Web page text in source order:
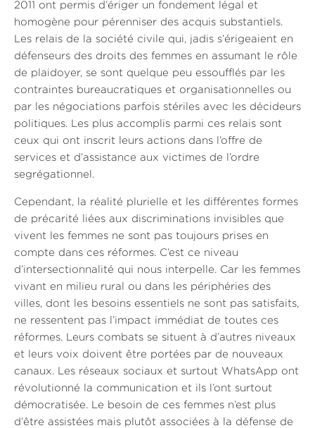
2011 ont permis d’ériger un fondement légal et
homogène pour pérenniser des acquis substantiels.
Les relais de la société civile qui, jadis s’érigeaient en
défenseurs des droits des femmes en assumant le rôle
de plaidoyer, se sont quelque peu essoufflés par les
contraintes bureaucratiques et organisationnelles ou
par les négociations parfois stériles avec les décideurs
politiques. Les plus accomplis parmi ces relais sont
ceux qui ont inscrit leurs actions dans l’offre de
services et d’assistance aux victimes de l’ordre
segrégationnel.
Cependant, la réalité plurielle et les différentes formes
de précarité liées aux discriminations invisibles que
vivent les femmes ne sont pas toujours prises en
compte dans ces réformes. C’est ce niveau
d’intersectionnalité qui nous interpelle. Car les femmes
vivant en milieu rural ou dans les périphéries des
villes, dont les besoins essentiels ne sont pas satisfaits,
ne ressentent pas l’impact immédiat de toutes ces
réformes. Leurs combats se situent à d’autres niveaux
et leurs voix doivent être portées par de nouveaux
canaux. Les réseaux sociaux et surtout WhatsApp ont
révolutionné la communication et ils l’ont surtout
démocratisée. Le besoin de ces femmes n’est plus
d’être assistées mais plutôt associées à la défense de